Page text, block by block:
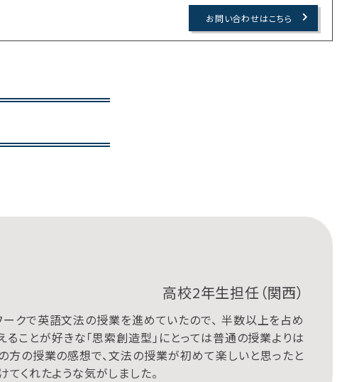
お問い合わせはこちら
高校2年生担任（関西）
ークで英語文法の授業を進めていたので、 半数以上を占め
ことが好きな「思索創造型」にとっては普通の授業よりは
方の授業の感想で、文法の授業が初めて楽しいと思ったと
くれたような気がしました。